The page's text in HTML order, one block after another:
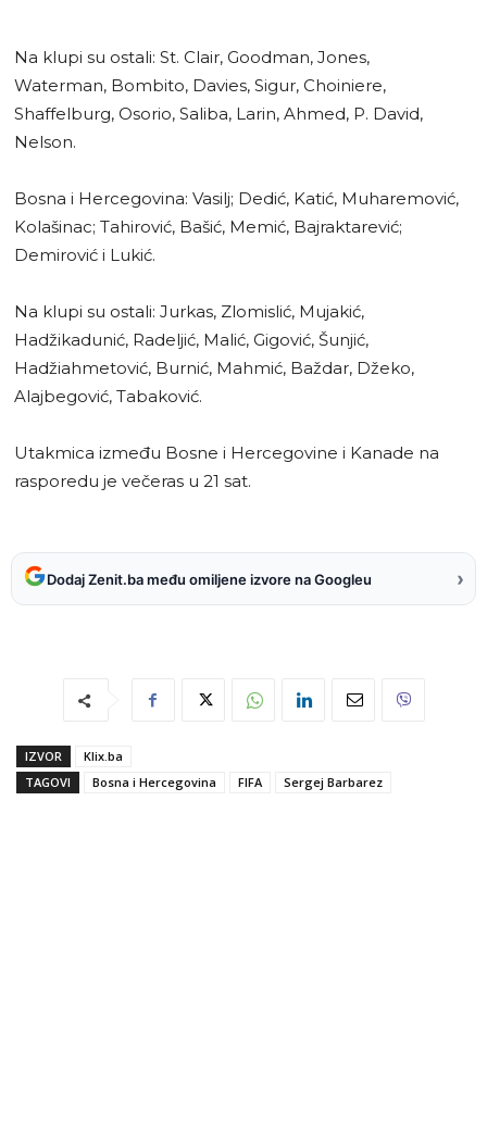
Na klupi su ostali: St. Clair, Goodman, Jones,
Waterman, Bombito, Davies, Sigur, Choiniere,
Shaffelburg, Osorio, Saliba, Larin, Ahmed, P. David,
Nelson.
Bosna i Hercegovina: Vasilj; Dedić, Katić, Muharemović,
Kolašinac; Tahirović, Bašić, Memić, Bajraktarević;
Demirović i Lukić.
Na klupi su ostali: Jurkas, Zlomislić, Mujakić,
Hadžikadunić, Radeljić, Malić, Gigović, Šunjić,
Hadžiahmetović, Burnić, Mahmić, Baždar, Džeko,
Alajbegović, Tabaković.
Utakmica između Bosne i Hercegovine i Kanade na
rasporedu je večeras u 21 sat.
Dodaj Zenit.ba među omiljene izvore na Googleu ›
IZVOR
Klix.ba
TAGOVI
Bosna i Hercegovina FIFA Sergej Barbarez